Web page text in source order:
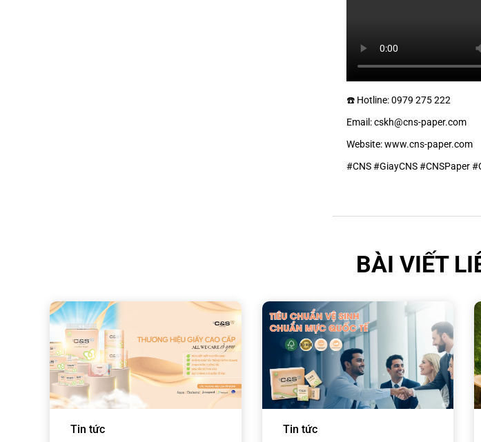
☎️ Hotline: 0979 275 222
Email: cskh@cns-paper.com
Website: www.cns-paper.com
#CNS#GiayCNS#CNSPaper
BÀI VIẾT
Tin tức Tin tức